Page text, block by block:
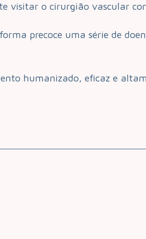
visitar o cirurgião vascular
precoce uma série de
humanizado, eficaz e